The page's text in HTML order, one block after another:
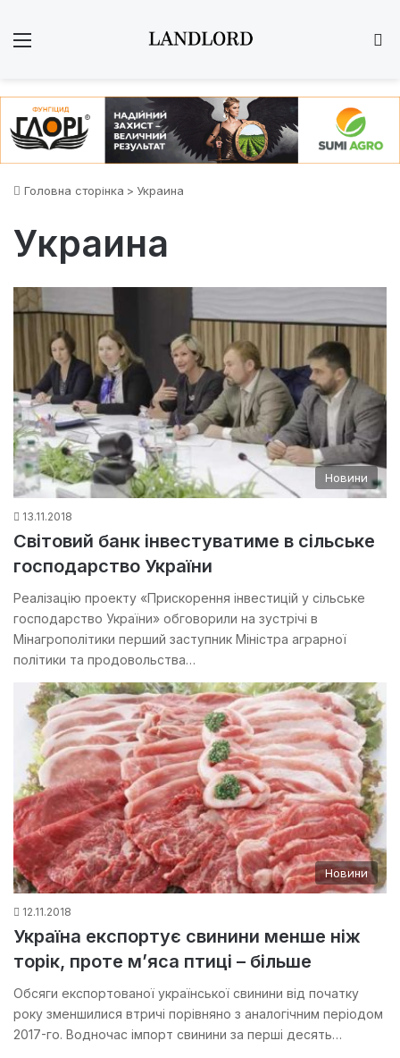
Головна сторінка > Украина
Украина
Новини
13.11.2018
Світовий банк інвестуватиме в сільське
господарство України
Реалізацію проекту «Прискорення інвестицій у сільське
господарство України» обговорили на зустрічі в
Мінагрополітики перший заступник Міністра аграрної
політики та продовольства…
Новини
12.11.2018
Україна експортує свинини менше ніж
торік, проте м’яса птиці – більше
Обсяги експортованої української свинини від початку
року зменшилися втричі порівняно з аналогічним періодом
2017-го. Водночас імпорт свинини за перші десять…